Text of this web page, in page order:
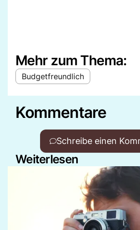
Mehr zum Thema:
Budgetfreundlich
Kommentare
Schreibe einen
Weiterlesen